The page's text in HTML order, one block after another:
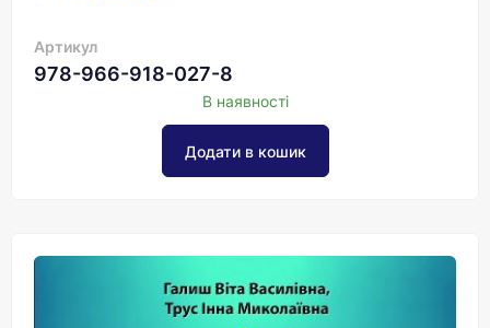
Артикул
978-966-918-027-8
В наявності